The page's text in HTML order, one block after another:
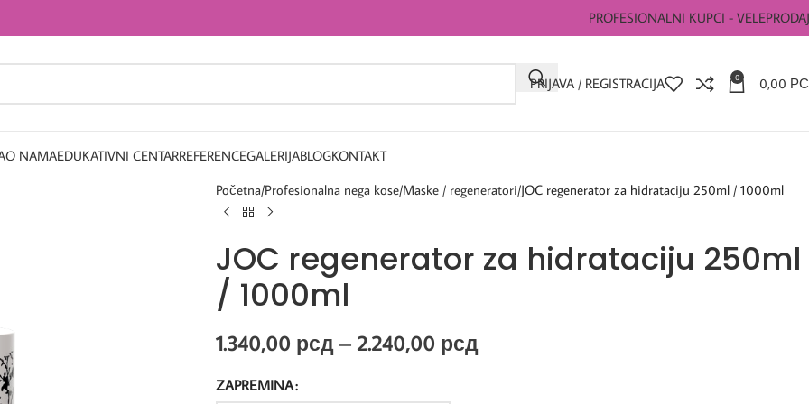
PROFESIONALNI KUPCI -
PRIJAVA / REGISTRACIJA 0 0,00
O NAMAEDUKATIVNI CENTARREFERENCEGALERIJABLOGKONTAKT
Početna Profesionalna nega kose Maske / regeneratori JOC regenerator za hidrataciju 250ml / 1000ml
JOC regenerator za hidrataciju 250ml
/ 1000ml
1.340,00 рсд – 2.240,00 рсд
ZAPREMINA